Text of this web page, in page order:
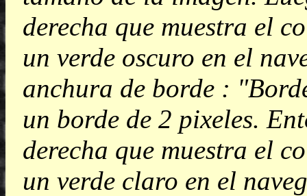
derecha que muestra el
un verde oscuro en el
anchura de borde :
un borde de 2 pixeles.
derecha que muestra el
un verde claro en el